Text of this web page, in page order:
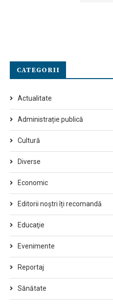
CATEGORII
Actualitate
Administrație publică
Cultură
Diverse
Economic
Editorii noștri îți recomandă
Educaţie
Evenimente
Reportaj
Sănătate